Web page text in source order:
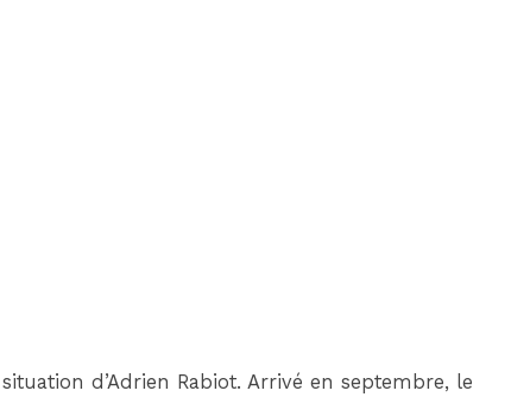
d’Adrien Rabiot. Arrivé en septembre, le